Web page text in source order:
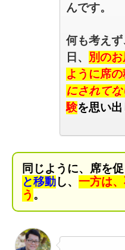
んです。
何も考えず
日、 別のお
ように席の
にされてな
験を思い出
同じように、席を促
と移動し、 一方は
う 。